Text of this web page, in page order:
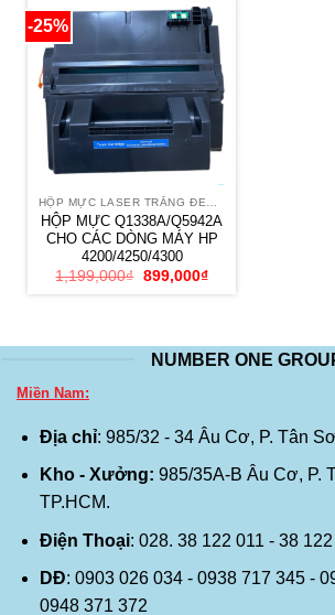
-25%
HỘP MỰC Q1338A/Q5942A
CHO CÁC DÒNG MÁY HP
4200/4250/4300
1,199,000₫ Giá
899,000₫Giá
NUMBER ONE
Miền Nam:
Địa chỉ: 985/32 - 34 Âu Cơ, P. Tân
Kho - Xưởng: 985/35A-B Âu Cơ, P.
TP.HCM.
Điện Thoại: 028. 38 122 011 - 38
DĐ: 0903 026 034 - 0938 717 345 -
0948 371 372